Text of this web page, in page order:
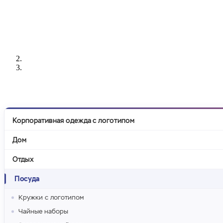
Корпоративная одежда с логотипом
Дом
Отдых
Посуда
Кружки с логотипом
Чайные наборы